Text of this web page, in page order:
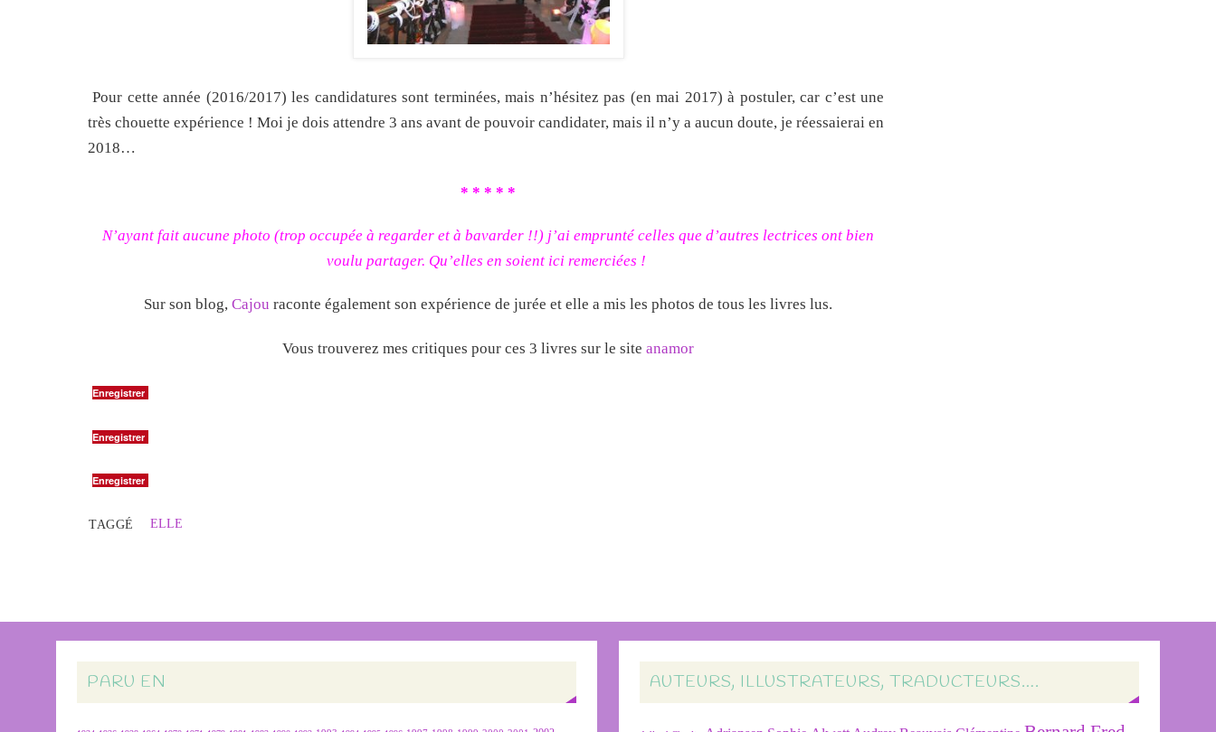
Pour cette année (2016/2017) les candidatures sont terminées, mais n’hésitez pas (en mai 2017) à postuler, car c’est une
très chouette expérience ! Moi je dois attendre 3 ans avant de pouvoir candidater, mais il n’y a aucun doute, je réessaierai en
2018…
* * * * *
N’ayant fait aucune photo (trop occupée à regarder et à bavarder !!) j’ai emprunté celles que d’autres lectrices ont bien
voulu partager. Qu’elles en soient ici remerciées !
Sur son blog, Cajou raconte également son expérience de jurée et elle a mis les photos de tous les livres lus.
Vous trouverez mes critiques pour ces 3 livres sur le site anamor
Enregistrer
Enregistrer
Enregistrer
TAGGÉ ELLE
PARU EN AUTEURS, ILLUSTRATEURS, TRADUCTEURS….